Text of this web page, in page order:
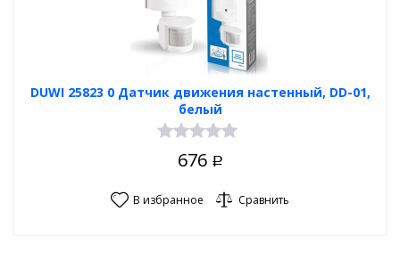
DUWI 25823 0 Датчик движения настенный, DD-01,
белый
676 Р
В избранное Сравнить